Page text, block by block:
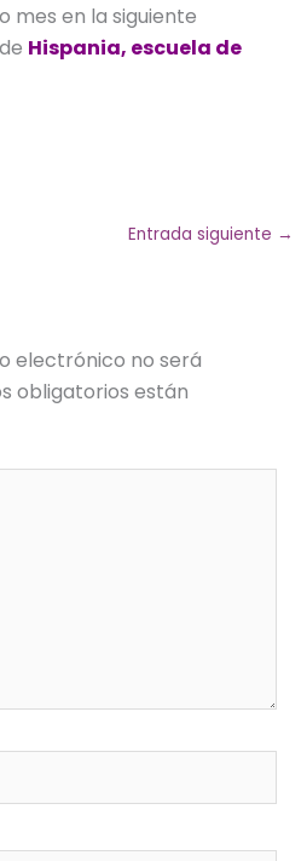
mes en la siguiente
Hispania, escuela de
Entrada siguiente →
electrónico no será
obligatorios están